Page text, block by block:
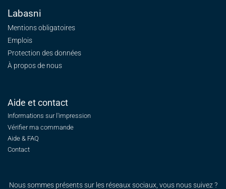
Labasni
Mentions obligatoires
Emplois
Protection des données
À propos de nous
Aide et contact
Informations sur l'impression
Vérifier ma commande
Aide & FAQ
Contact
Nous sommes présents sur les réseaux sociaux, vous nous suivez ?